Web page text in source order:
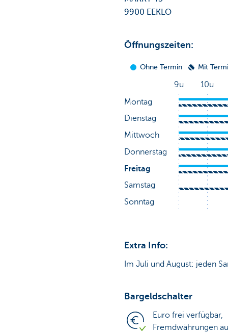
9900 EEKLO
Öffnungszeiten:
Extra Info:
Im Juli und August: jeden
Bargeldschalter
Euro frei verfügbar,
Fremdwährungen